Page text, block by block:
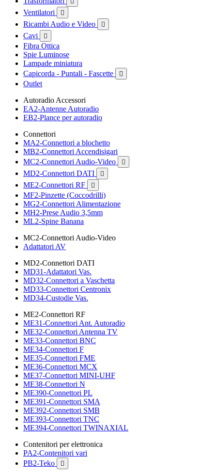
Ventilatori 
Ricambi Audio e Video 
Cavi 
Fibra Ottica
Spie Luminose
Lampade miniatura
Capicorda - Puntali - Fascette

Outlet
Autoradio Accessori
EA2-Antenne Autoradio
EB2-Plance per autoradio
Connettori
MA2-Connettori a blochetto
MB2-Connettori Accendisigari
MC2-Connettori Audio-Video

MD2-Connettori DATI 
ME2-Connettori RF 
MF2-Pinzette (Coccodrilli)
MG2-Connettori Alimentazione
MH2-Prese Audio 3,5mm
ML2-Spine Banana
MC2-Connettori Audio-Video
Adattatori AV
MD2-Connettori DATI
MD31-Adattatori Vas.
MD32-Connettori a Vaschetta
MD33-Connettori Centronix
MD34-Custodie Vas.
ME2-Connettori RF
ME31-Connettori Ant. Autoradio
ME32-Connettori Antenna TV
ME33-Connettori BNC
ME34-Connettori F
ME35-Connettori FME
ME36-Connettori MCX
ME37-Connettori MINI-UHF
ME38-Connettori N
ME390-Connettori PL
ME391-Connettori SMA
ME392-Connettori SMB
ME393-Connettori TNC
ME394-Connettori TWINAXIAL
Contenitori per elettronica
PA2-Contenitori vari
PB2-Teko
